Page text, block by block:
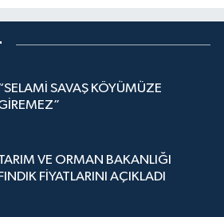
SAVAŞ KÖYÜMÜZE
VE ORMAN BAKANLIĞI
FINDIK FİYATLARINI AÇIKLADI